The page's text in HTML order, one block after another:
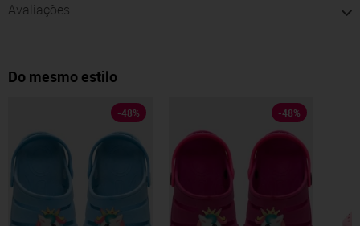
Avaliações
Do mesmo estilo
-48% -48%